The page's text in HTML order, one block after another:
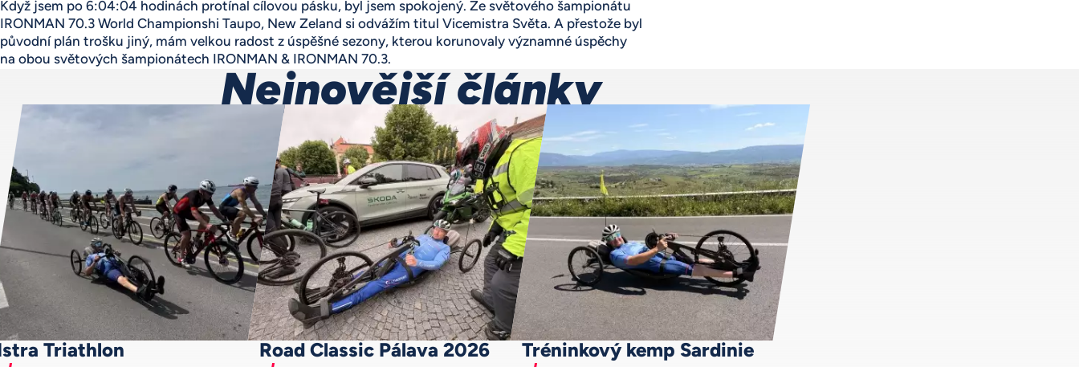
Když jsem po 6:04:04 hodinách protínal cílovou pásku, byl jsem spokojený. Ze světového šampionátu
IRONMAN 70.3 World Championshi Taupo, New Zeland si odvážím titul Vicemistra Světa. A přestože byl
původní plán trošku jiný, mám velkou radost z úspěšné sezony, kterou korunovaly významné úspěchy
na obou světových šampionátech IRONMAN & IRONMAN 70.3.
Nejnovější články
Triathlon Road Classic Pálava 2026 Tréninkový kemp Sardinie